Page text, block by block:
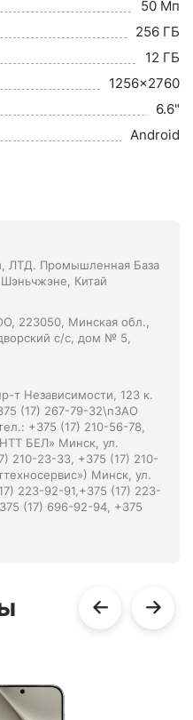
50 Мп
256 ГБ
12 ГБ
1256x2760
6.6"
Android
ЛТД. Промышленная База
Китай
223050, Минская обл.,
с/с, дом № 5,
т Независимости, 123 к.
(17) 267-79-32\nЗАО
+375 (17) 210-56-78,
БЕЛ» Минск, ул.
210-23-33, +375 (17) 210-
Минск, ул.
223-92-91,+375 (17) 223-
(17) 696-92-94, +375